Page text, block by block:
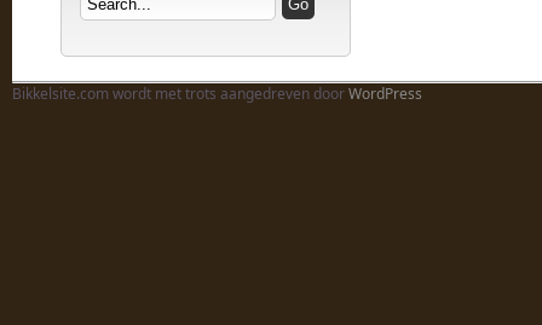
Bikkelsite.com wordt met trots aangedreven doorWordPress